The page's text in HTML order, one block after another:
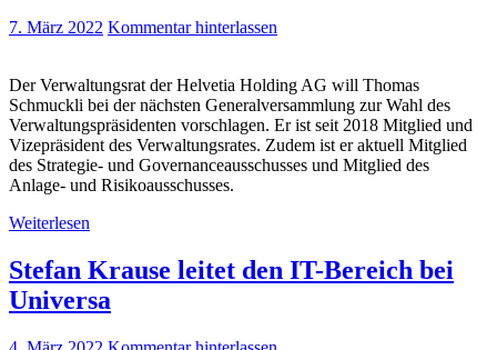
7. März 2022 Kommentar hinterlassen
Der Verwaltungsrat der Helvetia Holding AG will Thomas
Schmuckli bei der nächsten Generalversammlung zur Wahl des
Verwaltungspräsidenten vorschlagen. Er ist seit 2018 Mitglied und
Vizepräsident des Verwaltungsrates. Zudem ist er aktuell Mitglied
des Strategie- und Governanceausschusses und Mitglied des
Anlage- und Risikoausschusses.
Weiterlesen
Stefan Krause leitet den IT-Bereich bei
Universa